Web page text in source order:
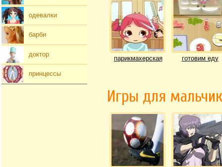
парикмахерская готовим еду
Игры для
одевалки
барби
доктор
принцессы